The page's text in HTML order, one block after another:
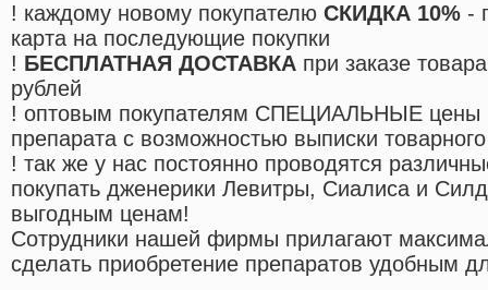
! каждому новому покупателю СКИДКА 10% -
карта на последующие покупки
! БЕСПЛАТНАЯ ДОСТАВКА при заказе
рублей
! оптовым покупателям СПЕЦИАЛЬНЫЕ цены
препарата с возможностью выписки
! так же у нас постоянно проводятся
покупать дженерики Левитры, Сиалиса и
выгодным ценам!
Cотрудники нашей фирмы прилагают
сделать приобретение препаратов удобным